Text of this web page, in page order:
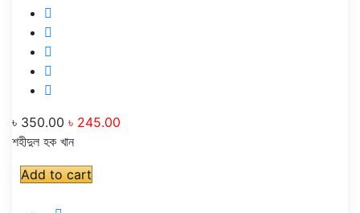
৳ 350.00 ৳ 245.00
শহীদুল হক খান
Add to cart